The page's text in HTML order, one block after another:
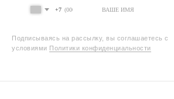
+7
Подписываясь на рассылку, вы соглашаетесь с
условиями Политики конфиденциальности